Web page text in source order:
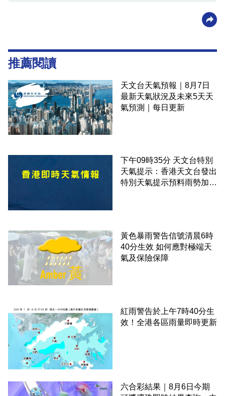
推薦閱讀
天文台天氣預報｜8月7日
最新天氣狀況及未來5天天
氣預測｜每日更新
下午09時35分 天文台特別
天氣提示：香港天文台發出
特別天氣提示預料雨勢加劇
黃色暴雨警告信號清晨6時
40分生效 如何應對極端天
氣及保險保障
紅雨警告於上午7時40分生
效！全港各區雨量即時更新
六合彩結果｜8月6日今期